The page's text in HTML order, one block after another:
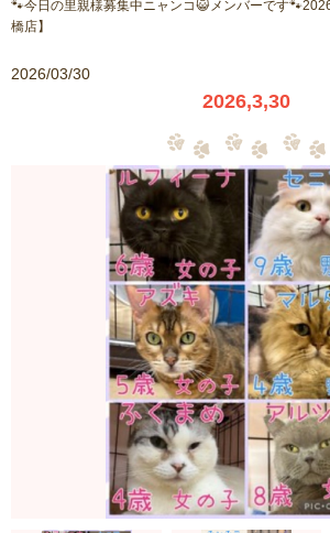
🐾今日の里親様募集中ニャンコ😺メンバーです
橋店】
2026/03/30
2026,3,30